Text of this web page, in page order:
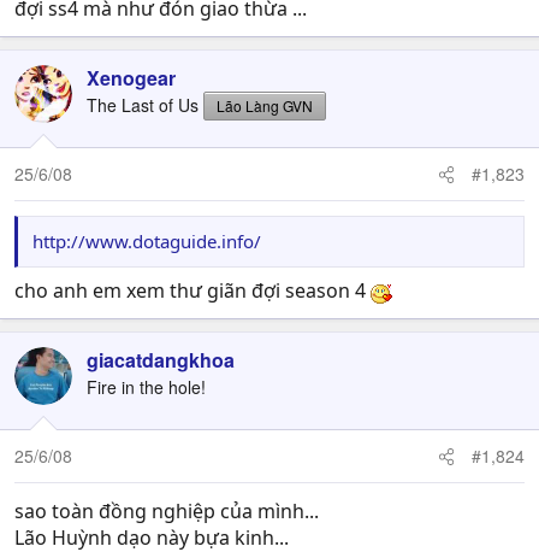
đợi ss4 mà như đón giao thừa ...
Xenogear
The Last of Us Lão Làng GVN
25/6/08 #1,823
http://www.dotaguide.info/
cho anh em xem thư giãn đợi season 4
giacatdangkhoa
Fire in the hole!
25/6/08 #1,824
sao toàn đồng nghiệp của mình...
Lão Huỳnh dạo này bựa kinh...